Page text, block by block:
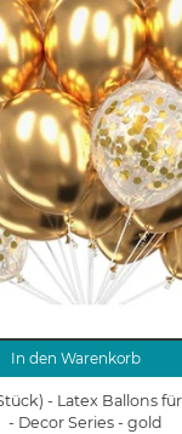
In den Warenkorb
- Latex Ballons
- Decor Series - gold